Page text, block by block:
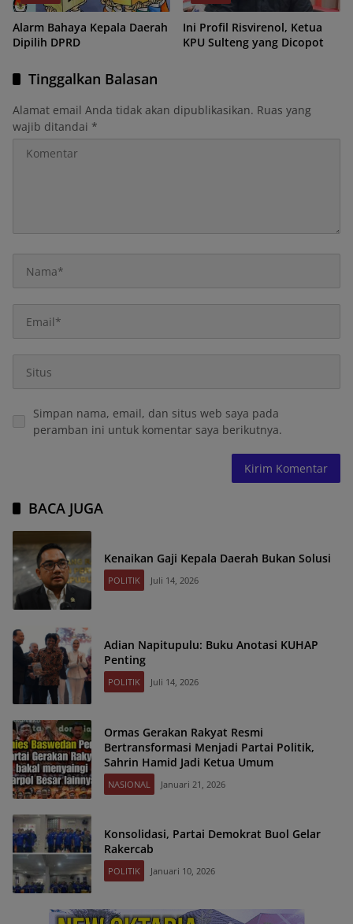
Alarm Bahaya Kepala Daerah
Dipilih DPRD
Ini Profil Risvirenol, Ketua
KPU Sulteng yang Dicopot
Tinggalkan Balasan
Alamat email Anda tidak akan dipublikasikan. Ruas yang
wajib ditandai *
Simpan nama, email, dan situs web saya pada
peramban ini untuk komentar saya berikutnya.
BACA JUGA
Kenaikan Gaji Kepala Daerah Bukan Solusi
POLITIK Juli 14, 2026
Adian Napitupulu: Buku Anotasi KUHAP
Penting
POLITIK Juli 14, 2026
Ormas Gerakan Rakyat Resmi
Bertransformasi Menjadi Partai Politik,
NASIONAL Januari 21, 2026
Konsolidasi, Partai Demokrat Buol Gelar
Rakercab
POLITIK Januari 10, 2026